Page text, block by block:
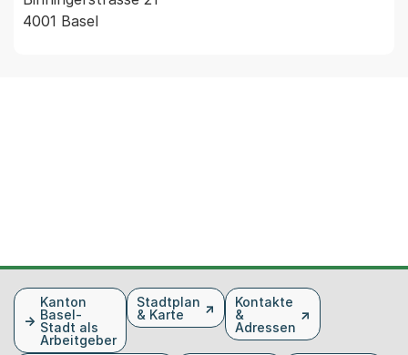
4001 Basel
FusszeileKanton
Basel-
Stadt als
Arbeitgeber
Stadtplan
& Karte
Kontakte
&
Adressen